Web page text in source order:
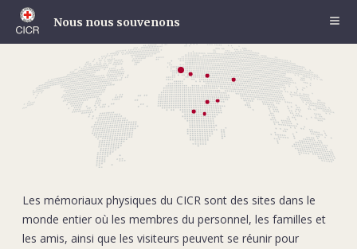
Skip
main
Nous nous souvenons
Les mémoriaux physiques du CICR sont des sites dans le
monde entier où les membres du personnel, les familles et
les amis, ainsi que les visiteurs peuvent se réunir pour